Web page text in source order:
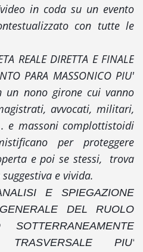
in coda su un evento
con tutte le
REALE DIRETTA E FINALE
PARA MASSONICO PIU'
un nono girone cui vanno
avvocati, militari,
e massoni complottistoidi
per proteggere
e poi se stessi, trova
e vivida.
E SPIEGAZIONE
DEL RUOLO
PIU'